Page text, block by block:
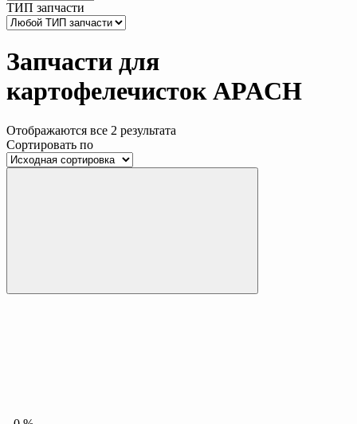
ТИП запчасти
Запчасти для
картофелечисток APACH
Отображаются все 2 результата
Сортировать по